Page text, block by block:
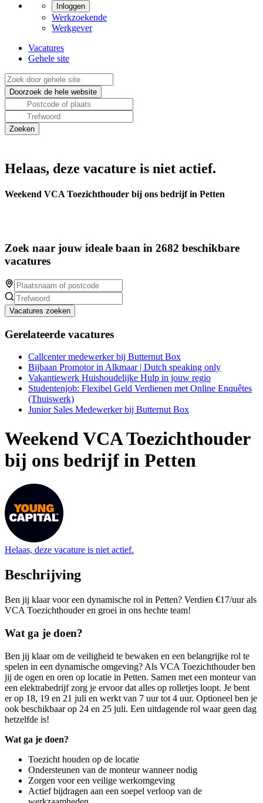
Inloggen
Werkzoekende
Werkgever
Vacatures
Gehele site
Helaas, deze vacature is niet actief.
Weekend VCA Toezichthouder bij ons bedrijf in Petten
Zoek naar jouw ideale baan in 2682 beschikbare
vacatures
Vacatures zoeken
Gerelateerde vacatures
Callcenter medewerker bij Butternut Box
Bijbaan Promotor in Alkmaar | Dutch speaking only
Vakantiewerk Huishoudelijke Hulp in jouw regio
Studentenjob: Flexibel Geld Verdienen met Online Enquêtes
(Thuiswerk)
Junior Sales Medewerker bij Butternut Box
Weekend VCA Toezichthouder
bij ons bedrijf in Petten
Helaas, deze vacature is niet actief.
Beschrijving
Ben jij klaar voor een dynamische rol in Petten? Verdien €17/uur als
VCA Toezichthouder en groei in ons hechte team!
Wat ga je doen?
Ben jij klaar om de veiligheid te bewaken en een belangrijke rol te
spelen in een dynamische omgeving? Als VCA Toezichthouder ben
jij de ogen en oren op locatie in Petten. Samen met een monteur van
een elektrabedrijf zorg je ervoor dat alles op rolletjes loopt. Je bent
er op 18, 19 en 21 juli en werkt van 7 uur tot 4 uur. Optioneel ben je
ook beschikbaar op 24 en 25 juli. Een uitdagende rol waar geen dag
hetzelfde is!
Wat ga je doen?
Toezicht houden op de locatie
Ondersteunen van de monteur wanneer nodig
Zorgen voor een veilige werkomgeving
Actief bijdragen aan een soepel verloop van de